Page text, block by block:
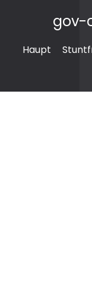
gov-
Haupt